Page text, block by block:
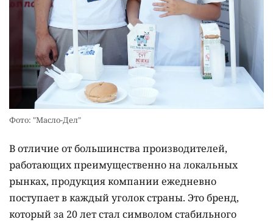
Фото: "Масло-Дел"
В отличие от большинства производителей,
работающих преимущественно на локальных
рынках, продукция компании ежедневно
поступает в каждый уголок страны. Это бренд,
который за 20 лет стал символом стабильного